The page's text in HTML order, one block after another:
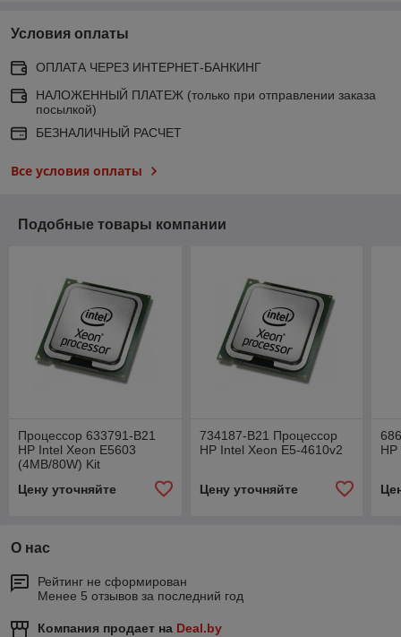
Условия оплаты
ОПЛАТА ЧЕРЕЗ ИНТЕРНЕТ-БАНКИНГ
НАЛОЖЕННЫЙ ПЛАТЕЖ (только при отправлении заказа
посылкой)
БЕЗНАЛИЧНЫЙ РАСЧЕТ
Все условия оплаты
Подобные товары компании
Процессор 633791-B21
HP Intel Xeon E5603
(4MB/80W) Kit
Цену уточняйте
734187-B21 Процессор
HP Intel Xeon E5-4610v2
Цену уточняйте
О нас
Рейтинг не сформирован
Менее 5 отзывов за последний год
Компания продает на Deal.by